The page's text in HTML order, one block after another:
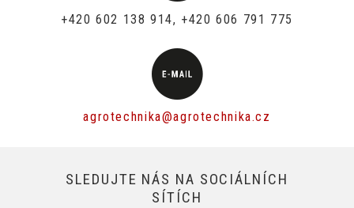
+420 602 138 914, +420 606 791 775
agrotechnika@agrotechnika.cz
SLEDUJTE NÁS NA SOCIÁLNÍCH
SÍTÍCH